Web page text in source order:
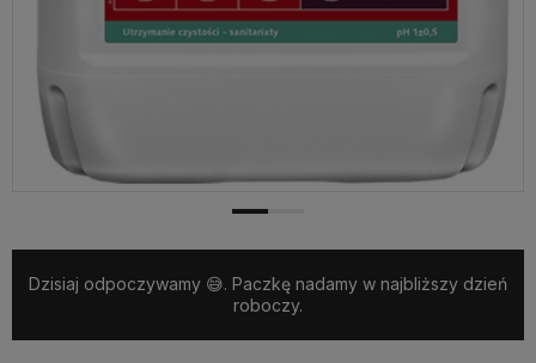
Dzisiaj odpoczywamy 😅. Paczkę nadamy w najbliższy dzień
roboczy.